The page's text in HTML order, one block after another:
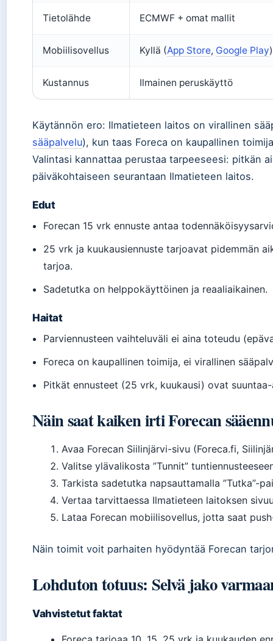
Tietolähde ECMWF + omat mallit
Mobiilisovellus Kyllä (App Store, Google Play)
Kustannus Ilmainen peruskäyttö
Käytännön ero: Ilmatieteen laitos on virallinen
sääpalvelu), kun taas Foreca on kaupallinen
Valintasi kannattaa perustaa tarpeeseesi: pitkän
päiväkohtaiseen seurantaan Ilmatieteen laitos.
Edut
Forecan 15 vrk ennuste antaa
25 vrk ja kuukausiennuste tarjoavat pidemmän
tarjoa.
Sadetutka on helppokäyttöinen ja reaaliaikainen.
Haitat
Parviennusteen vaihteluväli ei aina toteudu
Foreca on kaupallinen toimija, ei virallinen
Pitkät ennusteet (25 vrk, kuukausi) ovat
Näin saat kaiken irti Forecan
Avaa Forecan Siilinjärvi-sivu (Foreca.fi,
Valitse ylävalikosta ”Tunnit”
Tarkista sadetutka napsauttamalla ”Tutka”-
Vertaa tarvittaessa Ilmatieteen laitoksen
Lataa Forecan mobiilisovellus, jotta saat
Näin toimit voit parhaiten hyödyntää Forecan
Lohduton totuus: Selvä jako
Vahvistetut faktat